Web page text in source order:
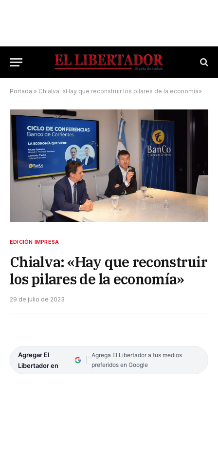
Portada » Chialva: «Hay que reconstruir los pilares de la economía»
EDICIÓN IMPRESA
Chialva: «Hay que reconstruir
los pilares de la economía»
29 de julio de 2023
Agregar El
Libertador en
Agrega El Libertador a tus medios
preferidos en Google